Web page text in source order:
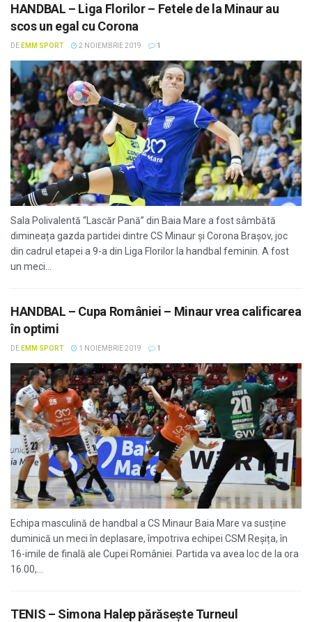
HANDBAL – Liga Florilor – Fetele de la Minaur au
scos un egal cu Corona
DE EMM SPORT 2 NOIEMBRIE 2019 1
Sala Polivalentă “Lascăr Pană” din Baia Mare a fost sâmbătă
dimineața gazda partidei dintre CS Minaur și Corona Brașov, joc
din cadrul etapei a 9-a din Liga Florilor la handbal feminin. A fost
un meci...
HANDBAL – Cupa României – Minaur vrea calificarea
în optimi
DE EMM SPORT 1 NOIEMBRIE 2019 1
Echipa masculină de handbal a CS Minaur Baia Mare va susține
duminică un meci în deplasare, împotriva echipei CSM Reșița, în
16-imile de finală ale Cupei României. Partida va avea loc de la ora
16.00,...
TENIS – Simona Halep părăsește Turneul